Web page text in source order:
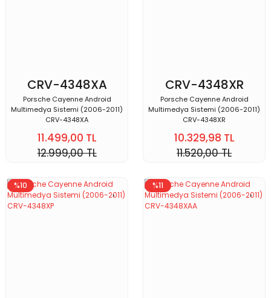
CRV-4348XA
Porsche Cayenne Android
Multimedya Sistemi (2006-2011)
CRV-4348XA
11.499,00 TL
12.999,00 TL
CRV-4348XR
Porsche Cayenne Android
Multimedya Sistemi (2006-2011)
CRV-4348XR
10.329,98 TL
11.520,00 TL
%10 %11